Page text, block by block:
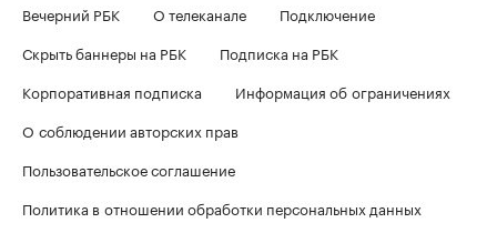
Вечерний РБК
О телеканале
Подключение
Скрыть баннеры на РБК
Подписка на РБК
Корпоративная подписка
Информация об ограничениях
О соблюдении авторских прав
Пользовательское соглашение
Политика в отношении обработки персональных данных